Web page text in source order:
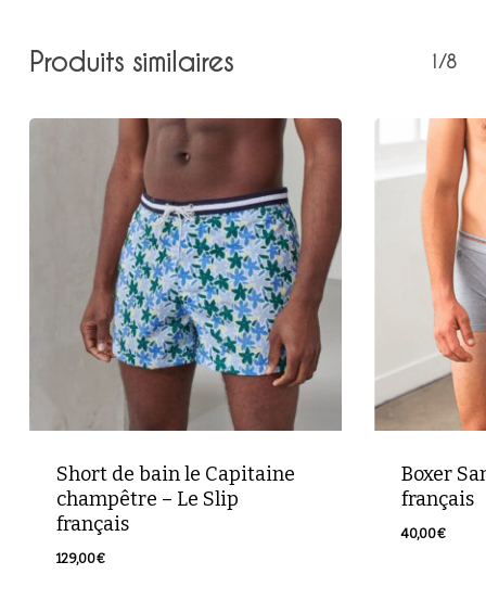
Produits similaires 1/8
Short de bain le Capitaine
champêtre – Le Slip
français
129,00€
Boxer
français
40,00€